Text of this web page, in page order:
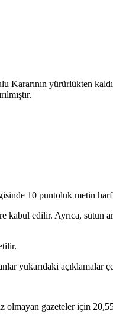
yürürlükten
10 puntoluk metin
kabul edilir. Ayrıca, sütun
yukarıdaki açıklamalar
olmayan gazeteler için